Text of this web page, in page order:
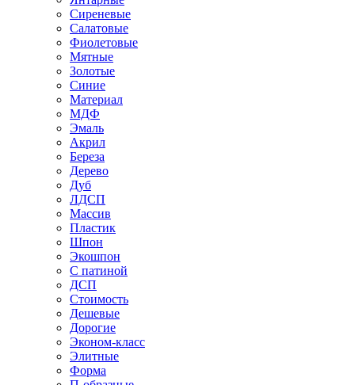
Сиреневые
Салатовые
Фиолетовые
Мятные
Золотые
Синие
Материал
МДФ
Эмаль
Акрил
Береза
Дерево
Дуб
ЛДСП
Массив
Пластик
Шпон
Экошпон
С патиной
ДСП
Стоимость
Дешевые
Дорогие
Эконом-класс
Элитные
Форма